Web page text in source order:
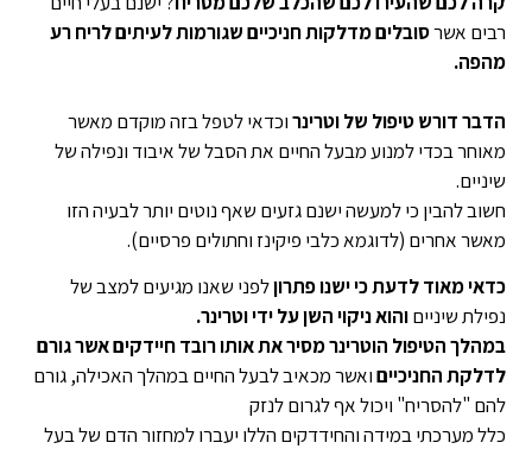
רבים אשרסובלים מדלקות חניכיים שגורמות לעיתים לריח רע
מהפה.
הדבר דורש טיפול של וטרינרוכדאי לטפל בזה מוקדם מאשר
מאוחר בכדי למנוע מבעל החיים את הסבל של איבוד ונפילה של
שיניים.
חשוב להבין כי למעשה ישנם גזעים שאף נוטים יותר לבעיה הזו
מאשר אחרים (לדוגמא כלבי פיקינז וחתולים פרסיים).
כדאי מאוד לדעת כי ישנו פתרוןלפני שאנו מגיעים למצב של
נפילת שינייםוהוא ניקוי השן על ידי וטרינר.
במהלך הטיפול הוטרינר מסיר את אותו רובד חיידקים אשר גורם
לדלקת החניכייםואשר מכאיב לבעל החיים במהלך האכילה, גורם
להם "להסריח" ויכול אף לגרום לנזק
כלל מערכתי במידה והחידדקים הללו יעברו למחזור הדם של בעל